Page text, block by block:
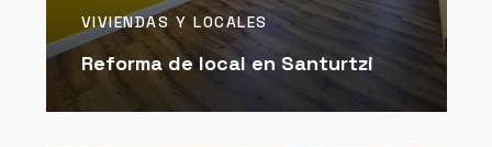
VIVIENDAS Y LOCALES
Reforma de local en Santurtzi